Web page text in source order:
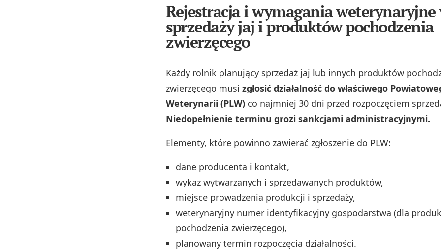
Rejestracja i wymagania weterynaryjne
sprzedaży jaj i produktów pochodzenia
zwierzęcego
Każdy rolnik planujący sprzedaż jaj lub innych produktów
zwierzęcego musi zgłosić działalność do właściwego
Weterynarii (PLW) co najmniej 30 dni przed rozpoczęciem
Niedopełnienie terminu grozi sankcjami administracyjnymi.
Elementy, które powinno zawierać zgłoszenie do PLW:
dane producenta i kontakt,
wykaz wytwarzanych i sprzedawanych produktów,
miejsce prowadzenia produkcji i sprzedaży,
weterynaryjny numer identyfikacyjny gospodarstwa (dla
pochodzenia zwierzęcego),
planowany termin rozpoczęcia działalności.